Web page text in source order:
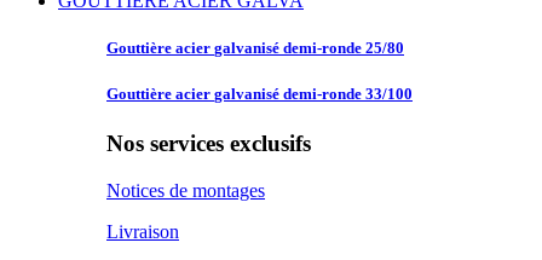
Gouttière acier galvanisé demi-ronde 25/80
Gouttière acier galvanisé demi-ronde 33/100
Nos services exclusifs
Notices de montages
Livraison